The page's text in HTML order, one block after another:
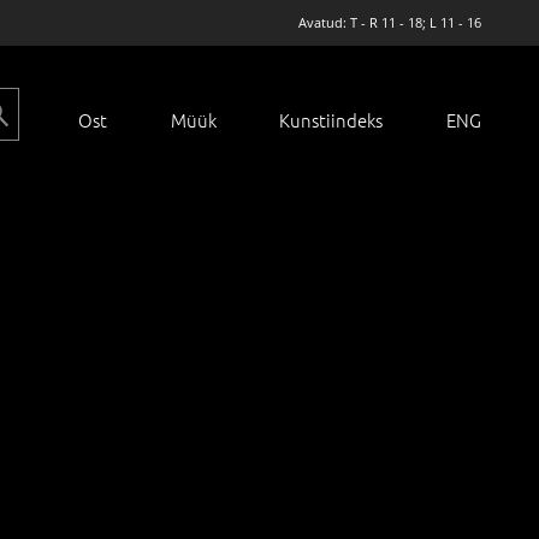
Avatud: T - R 11 - 18; L 11 - 16
Ost Müük Kunstiindeks ENG